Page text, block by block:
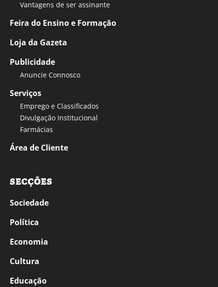
Vantagens de ser assinante
Feira do Ensino e Formação
Loja da Gazeta
Publicidade
Anuncie Connosco
Serviços
Emprego e Classificados
Divulgação Institucional
Farmácias
Área de Cliente
SECÇÕES
Sociedade
Política
Economia
Cultura
Educação